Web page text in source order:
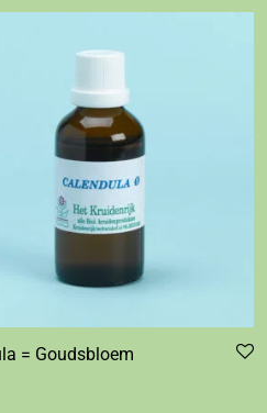
= Goudsbloem